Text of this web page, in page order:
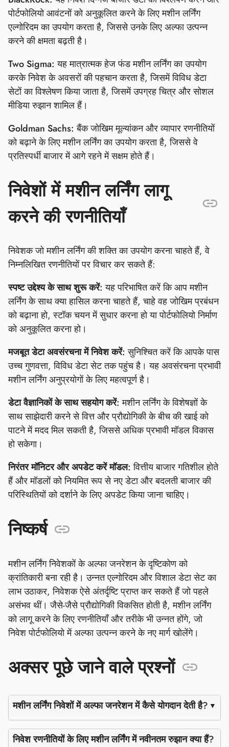
पोर्टफोलियो आवंटनों को अनुकूलित करने के लिए मशीन लर्निंग
एल्गोरिदम का उपयोग करता है, जिससे उनके लिए अल्फा उत्पन्न
करने की क्षमता बढ़ती है।
Two Sigma: यह मात्रात्मक हेज फंड मशीन लर्निंग का उपयोग
करके निवेश के अवसरों की पहचान करता है, जिसमें विविध डेटा
सेटों का विश्लेषण किया जाता है, जिसमें उपग्रह चित्र और सोशल
मीडिया रुझान शामिल हैं।
Goldman Sachs: बैंक जोखिम मूल्यांकन और व्यापार रणनीतियों
को बढ़ाने के लिए मशीन लर्निंग का उपयोग करता है, जिससे वे
प्रतिस्पर्धी बाजार में आगे रहने में सक्षम होते हैं।
निवेशों में मशीन लर्निंग लागू
करने की रणनीतियाँ
निवेशक जो मशीन लर्निंग की शक्ति का उपयोग करना चाहते हैं, वे
निम्नलिखित रणनीतियों पर विचार कर सकते हैं:
स्पष्ट उद्देश्य के साथ शुरू करें: यह परिभाषित करें कि आप मशीन
लर्निंग के साथ क्या हासिल करना चाहते हैं, चाहे वह जोखिम प्रबंधन
को बढ़ाना हो, स्टॉक चयन में सुधार करना हो या पोर्टफोलियो निर्माण
को अनुकूलित करना हो।
मजबूत डेटा अवसंरचना में निवेश करें: सुनिश्चित करें कि आपके पास
उच्च गुणवत्ता, विविध डेटा सेट तक पहुंच है। यह अवसंरचना प्रभावी
मशीन लर्निंग अनुप्रयोगों के लिए महत्वपूर्ण है।
डेटा वैज्ञानिकों के साथ सहयोग करें: मशीन लर्निंग के विशेषज्ञों के
साथ साझेदारी करने से वित्त और प्रौद्योगिकी के बीच की खाई को
पाटने में मदद मिल सकती है, जिससे अधिक प्रभावी मॉडल विकास
हो सकेगा।
निरंतर मॉनिटर और अपडेट करें मॉडल: वित्तीय बाजार गतिशील होते
हैं और मॉडलों को नियमित रूप से नए डेटा और बदलती बाजार की
परिस्थितियों को दर्शाने के लिए अपडेट किया जाना चाहिए।
निष्कर्ष
मशीन लर्निंग निवेशकों के अल्फा जनरेशन के दृष्टिकोण को
क्रांतिकारी बना रही है। उन्नत एल्गोरिदम और विशाल डेटा सेट का
लाभ उठाकर, निवेशक ऐसे अंतर्दृष्टि प्राप्त कर सकते हैं जो पहले
असंभव थीं। जैसे-जैसे प्रौद्योगिकी विकसित होती है, मशीन लर्निंग
को लागू करने के लिए रणनीतियाँ और तरीके भी उन्नत होंगे, जो
निवेश पोर्टफोलियो में अल्फा उत्पन्न करने के नए मार्ग खोलेंगे।
अक्सर पूछे जाने वाले प्रश्नों
मशीन लर्निंग निवेशों में अल्फा जनरेशन में कैसे योगदान देती है?
निवेश रणनीतियों के लिए मशीन लर्निंग में नवीनतम रुझान क्या हैं?